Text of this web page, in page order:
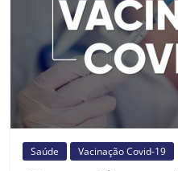
Estância
Turística
Guaratinguetá
Saúde Vacinação Covid-19